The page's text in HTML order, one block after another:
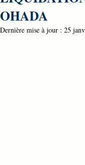
OHADA
Dernière mise à jour : 25